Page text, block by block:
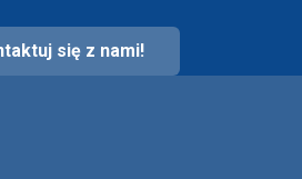
się z nami!